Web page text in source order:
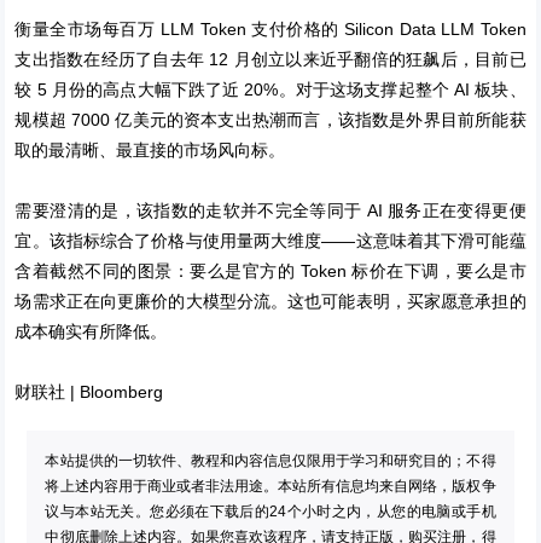
衡量全市场每百万 LLM Token 支付价格的 Silicon Data LLM Token
支出指数在经历了自去年 12 月创立以来近乎翻倍的狂飙后，目前已
较 5 月份的高点大幅下跌了近 20%。对于这场支撑起整个 AI 板块、
规模超 7000 亿美元的资本支出热潮而言，该指数是外界目前所能获
取的最清晰、最直接的市场风向标。
需要澄清的是，该指数的走软并不完全等同于 AI 服务正在变得更便
宜。该指标综合了价格与使用量两大维度——这意味着其下滑可能蕴
含着截然不同的图景：要么是官方的 Token 标价在下调，要么是市
场需求正在向更廉价的大模型分流。这也可能表明，买家愿意承担的
成本确实有所降低。
财联社 | Bloomberg
本站提供的一切软件、教程和内容信息仅限用于学习和研究目的；不得
将上述内容用于商业或者非法用途。本站所有信息均来自网络，版权争
议与本站无关。您必须在下载后的24个小时之内，从您的电脑或手机
中彻底删除上述内容。如果您喜欢该程序，请支持正版，购买注册，得